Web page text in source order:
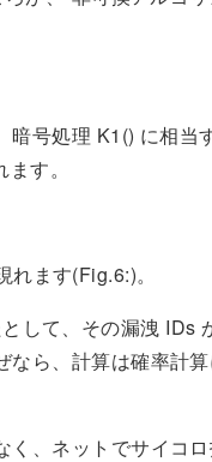
号処理 K1() に相当
す。
ます(Fig.6:)。
して、その漏洩 IDs
ら、計算は確率計
く、ネットでサイコ